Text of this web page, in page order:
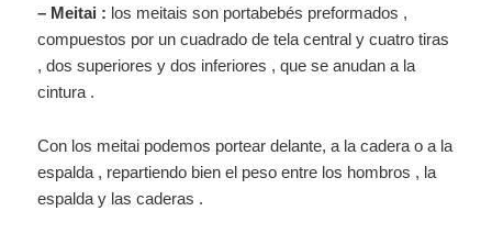
– Meitai : los meitais son portabebés preformados ,
compuestos por un cuadrado de tela central y cuatro tiras
, dos superiores y dos inferiores , que se anudan a la
cintura .
Con los meitai podemos portear delante, a la cadera o a la
espalda , repartiendo bien el peso entre los hombros , la
espalda y las caderas .